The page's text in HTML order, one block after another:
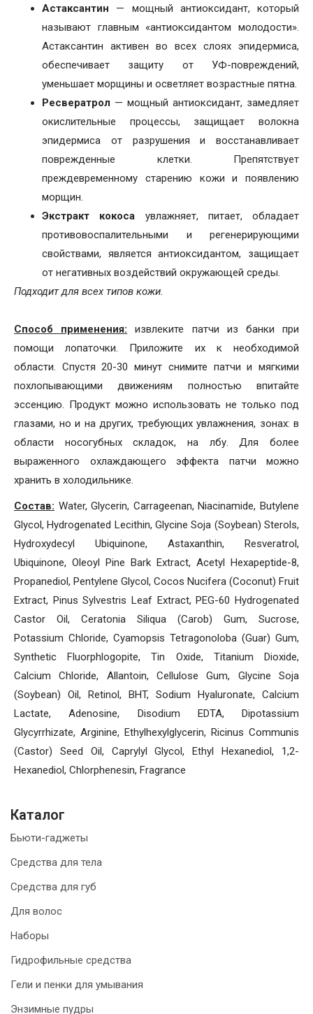
Астаксантин — мощный антиоксидант, который
называют главным «антиоксидантом молодости».
Астаксантин активен во всех слоях эпидермиса,
обеспечивает защиту от УФ-повреждений,
уменьшает морщины и осветляет возрастные пятна.
Ресвератрол — мощный антиоксидант, замедляет
окислительные процессы, защищает волокна
эпидермиса от разрушения и восстанавливает
поврежденные клетки. Препятствует
преждевременному старению кожи и появлению
морщин.
Экстракт кокоса увлажняет, питает, обладает
противовоспалительными и регенерирующими
свойствами, является антиоксидантом, защищает
от негативных воздействий окружающей среды.
Подходит для всех типов кожи.
Способ применения: извлеките патчи из банки при
помощи лопаточки. Приложите их к необходимой
области. Спустя 20-30 минут снимите патчи и мягкими
похлопывающими движениям полностью впитайте
эссенцию. Продукт можно использовать не только под
глазами, но и на других, требующих увлажнения, зонах: в
области носогубных складок, на лбу. Для более
выраженного охлаждающего эффекта патчи можно
хранить в холодильнике.
Состав: Water, Glycerin, Carrageenan, Niacinamide, Butylene
Glycol, Hydrogenated Lecithin, Glycine Soja (Soybean) Sterols,
Hydroxydecyl Ubiquinone, Astaxanthin, Resveratrol,
Ubiquinone, Oleoyl Pine Bark Extract, Acetyl Hexapeptide-8,
Propanediol, Pentylene Glycol, Cocos Nucifera (Coconut) Fruit
Extract, Pinus Sylvestris Leaf Extract, PEG-60 Hydrogenated
Castor Oil, Ceratonia Siliqua (Carob) Gum, Sucrose,
Potassium Chloride, Cyamopsis Tetragonoloba (Guar) Gum,
Synthetic Fluorphlogopite, Tin Oxide, Titanium Dioxide,
Calcium Chloride, Allantoin, Cellulose Gum, Glycine Soja
(Soybean) Oil, Retinol, BHT, Sodium Hyaluronate, Calcium
Lactate, Adenosine, Disodium EDTA, Dipotassium
Glycyrrhizate, Arginine, Ethylhexylglycerin, Ricinus Communis
(Castor) Seed Oil, Caprylyl Glycol, Ethyl Hexanediol, 1,2-
Hexanediol, Chlorphenesin, Fragrance
Каталог
Бьюти-гаджеты
Средства для тела
Средства для губ
Для волос
Наборы
Гидрофильные средства
Гели и пенки для умывания
Энзимные пудры